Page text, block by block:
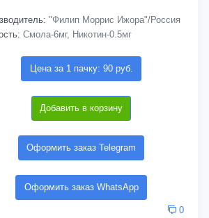
"Филип Моррис Ижора"/Россия
Смола-6мг, Никотин-0.5мг
Цена за 1 пачку: 90 руб.
Добавить в корзину
Оформить заказ Telegram
Оформить заказ WhatsApp
0